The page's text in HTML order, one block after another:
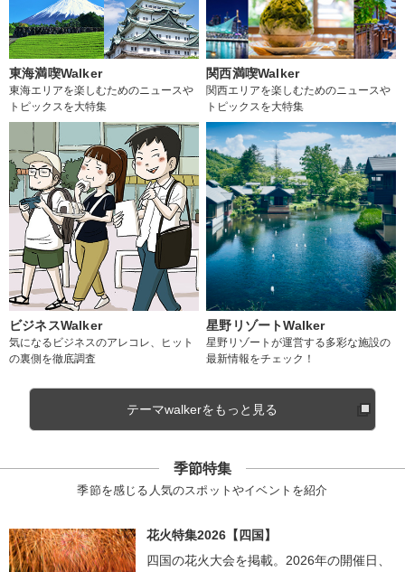
東海満喫Walker
東海エリアを楽しむためのニュースや
トピックスを大特集
関西満喫Walker
関西エリアを楽しむためのニュースや
トピックスを大特集
ビジネスWalker
気になるビジネスのアレコレ、ヒット
の裏側を徹底調査
星野リゾートWalker
星野リゾートが運営する多彩な施設の
最新情報をチェック！
テーマwalkerをもっと見る
季節特集
季節を感じる人気のスポットやイベントを紹介
花火特集2026【四国】
四国の花火大会を掲載。2026年の開催日、